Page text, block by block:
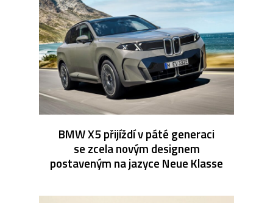
BMW X5 přijíždí v páté generaci
se zcela novým designem
postaveným na jazyce Neue Klasse